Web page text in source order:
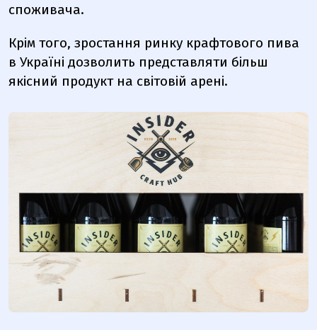
споживача.
Крім того, зростання ринку крафтового пива
в Україні дозволить представляти більш
якісний продукт на світовій арені.